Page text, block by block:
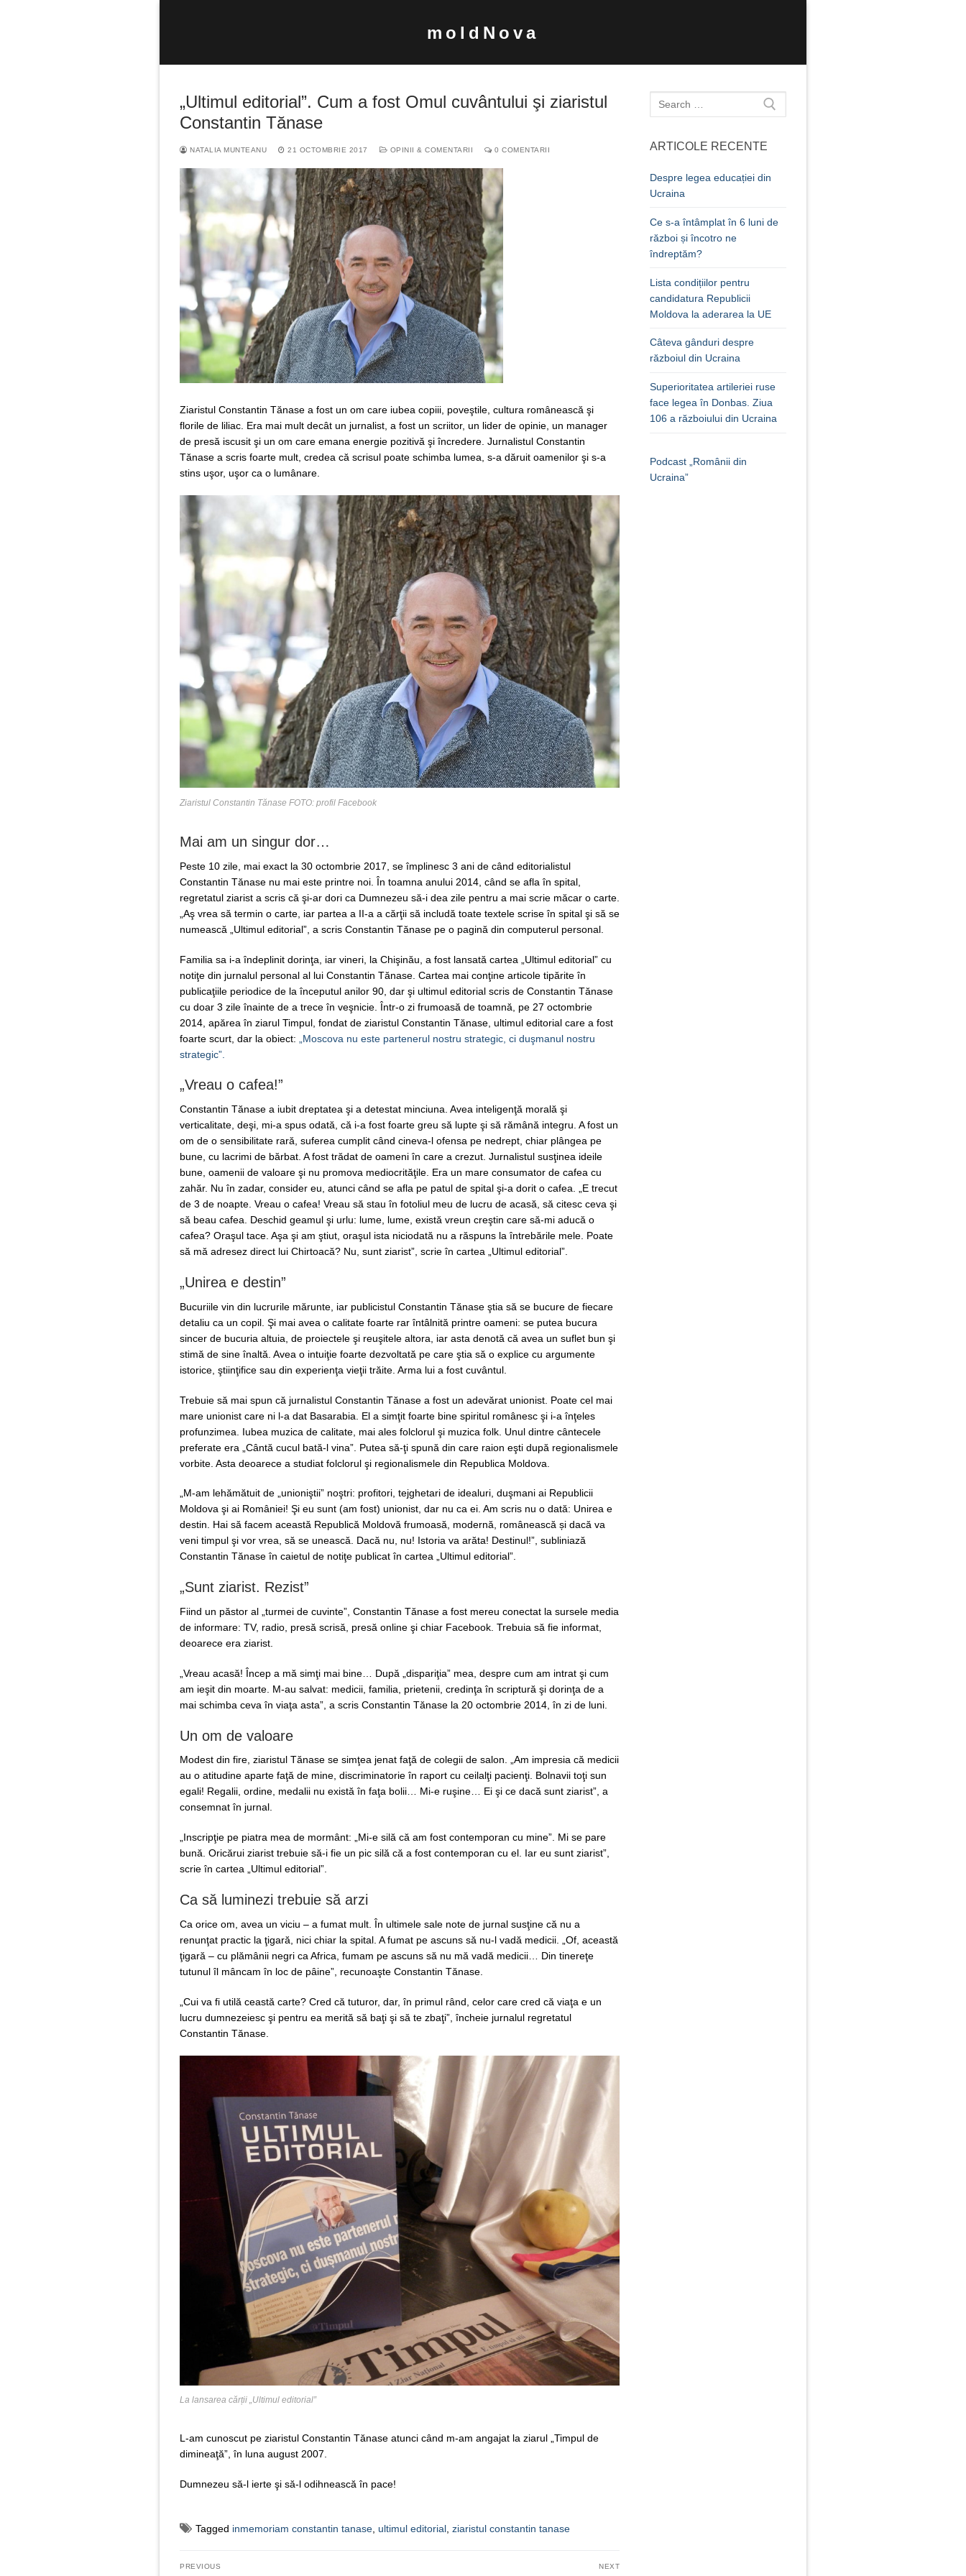
moldNova
după:
„Ultimul editorial”. Cum a fost Omul cuvântului şi ziaristul
Constantin Tănase
NATALIA MUNTEANU 21 OCTOMBRIE 2017 OPINII & COMENTARII 0 COMENTARII
Ziaristul Constantin Tănase a fost un om care iubea copiii, poveştile, cultura românească şi
florile de liliac. Era mai mult decât un jurnalist, a fost un scriitor, un lider de opinie, un manager
de presă iscusit şi un om care emana energie pozitivă şi încredere. Jurnalistul Constantin
Tănase a scris foarte mult, credea că scrisul poate schimba lumea, s-a dăruit oamenilor şi s-a
stins uşor, uşor ca o lumânare.
Ziaristul Constantin Tănase FOTO: profil Facebook
Mai am un singur dor…
Peste 10 zile, mai exact la 30 octombrie 2017, se împlinesc 3 ani de când editorialistul
Constantin Tănase nu mai este printre noi. În toamna anului 2014, când se afla în spital,
regretatul ziarist a scris că şi-ar dori ca Dumnezeu să-i dea zile pentru a mai scrie măcar o carte.
„Aş vrea să termin o carte, iar partea a II-a a cărţii să includă toate textele scrise în spital şi să se
numească „Ultimul editorial”, a scris Constantin Tănase pe o pagină din computerul personal.
Familia sa i-a îndeplinit dorinţa, iar vineri, la Chişinău, a fost lansată cartea „Ultimul editorial” cu
notiţe din jurnalul personal al lui Constantin Tănase. Cartea mai conţine articole tipărite în
publicaţiile periodice de la începutul anilor 90, dar şi ultimul editorial scris de Constantin Tănase
cu doar 3 zile înainte de a trece în veşnicie. Într-o zi frumoasă de toamnă, pe 27 octombrie
2014, apărea în ziarul Timpul, fondat de ziaristul Constantin Tănase, ultimul editorial care a fost
foarte scurt, dar la obiect:
„Moscova nu este partenerul nostru strategic, ci duşmanul nostru
strategic”.
„Vreau o cafea!”
Constantin Tănase a iubit dreptatea şi a detestat minciuna. Avea inteligenţă morală şi
verticalitate, deşi, mi-a spus odată, că i-a fost foarte greu să lupte şi să rămână integru. A fost un
om de o sensibilitate rară, suferea cumplit când cineva-l ofensa pe nedrept, chiar plângea pe
bune, cu lacrimi de bărbat. A fost trădat de oameni în care a crezut. Jurnalistul susţinea ideile
bune, oamenii de valoare şi nu promova mediocrităţile. Era un mare consumator de cafea cu
zahăr. Nu în zadar, consider eu, atunci când se afla pe patul de spital şi-a dorit o cafea. „E trecut
de 3 de noapte. Vreau o cafea! Vreau să stau în fotoliul meu de lucru de acasă, să citesc ceva şi
să beau cafea. Deschid geamul şi urlu: lume, lume, există vreun creştin care să-mi aducă o
cafea? Oraşul tace. Aşa şi am ştiut, oraşul ista niciodată nu a răspuns la întrebările mele. Poate
să mă adresez direct lui Chirtoacă? Nu, sunt ziarist”, scrie în cartea „Ultimul editorial”.
„Unirea e destin”
Bucuriile vin din lucrurile mărunte, iar publicistul Constantin Tănase ştia să se bucure de fiecare
detaliu ca un copil. Şi mai avea o calitate foarte rar întâlnită printre oameni: se putea bucura
sincer de bucuria altuia, de proiectele şi reuşitele altora, iar asta denotă că avea un suflet bun şi
stimă de sine înaltă. Avea o intuiţie foarte dezvoltată pe care ştia să o explice cu argumente
istorice, ştiinţifice sau din experienţa vieţii trăite. Arma lui a fost cuvântul.
Trebuie să mai spun că jurnalistul Constantin Tănase a fost un adevărat unionist. Poate cel mai
mare unionist care ni l-a dat Basarabia. El a simţit foarte bine spiritul românesc şi i-a înţeles
profunzimea. Iubea muzica de calitate, mai ales folclorul şi muzica folk. Unul dintre cântecele
preferate era „Cântă cucul bată-l vina”. Putea să-ţi spună din care raion eşti după regionalismele
vorbite. Asta deoarece a studiat folclorul şi regionalismele din Republica Moldova.
„M-am lehămătuit de „unioniştii” noştri: profitori, tejghetari de idealuri, duşmani ai Republicii
Moldova şi ai României! Şi eu sunt (am fost) unionist, dar nu ca ei. Am scris nu o dată: Unirea e
destin. Hai să facem această Republică Moldovă frumoasă, modernă, românească și dacă va
veni timpul şi vor vrea, să se unească. Dacă nu, nu! Istoria va arăta! Destinul!”, subliniază
Constantin Tănase în caietul de notiţe publicat în cartea „Ultimul editorial”.
„Sunt ziarist. Rezist”
Fiind un păstor al „turmei de cuvinte”, Constantin Tănase a fost mereu conectat la sursele media
de informare: TV, radio, presă scrisă, presă online şi chiar Facebook. Trebuia să fie informat,
deoarece era ziarist.
„Vreau acasă! Încep a mă simţi mai bine… După „dispariţia” mea, despre cum am intrat şi cum
am ieşit din moarte. M-au salvat: medicii, familia, prietenii, credinţa în scriptură şi dorinţa de a
mai schimba ceva în viaţa asta”, a scris Constantin Tănase la 20 octombrie 2014, în zi de luni.
Un om de valoare
Modest din fire, ziaristul Tănase se simţea jenat faţă de colegii de salon. „Am impresia că medicii
au o atitudine aparte faţă de mine, discriminatorie în raport cu ceilalţi pacienţi. Bolnavii toţi sun
egali! Regalii, ordine, medalii nu există în faţa bolii… Mi-e ruşine… Ei şi ce dacă sunt ziarist”, a
consemnat în jurnal.
„Inscripţie pe piatra mea de mormânt: „Mi-e silă că am fost contemporan cu mine”. Mi se pare
bună. Oricărui ziarist trebuie să-i fie un pic silă că a fost contemporan cu el. Iar eu sunt ziarist”,
scrie în cartea „Ultimul editorial”.
Ca să luminezi trebuie să arzi
Ca orice om, avea un viciu – a fumat mult. În ultimele sale note de jurnal susţine că nu a
renunţat practic la ţigară, nici chiar la spital. A fumat pe ascuns să nu-l vadă medicii. „Of, această
ţigară – cu plămânii negri ca Africa, fumam pe ascuns să nu mă vadă medicii… Din tinereţe
tutunul îl mâncam în loc de pâine”, recunoaşte Constantin Tănase.
„Cui va fi utilă ceastă carte? Cred că tuturor, dar, în primul rând, celor care cred că viaţa e un
lucru dumnezeiesc şi pentru ea merită să baţi şi să te zbaţi”, încheie jurnalul regretatul
Constantin Tănase.
La lansarea cărții „Ultimul editorial”
L-am cunoscut pe ziaristul Constantin Tănase atunci când m-am angajat la ziarul „Timpul de
dimineaţă”, în luna august 2007.
Dumnezeu să-l ierte şi să-l odihnească în pace!
Tagged inmemoriam constantin tanase ultimul editorial ziaristul constantin tanase
Navigare
PREVIOUS NEXT
Caută
după:
ARTICOLE RECENTE
Despre legea educației din
Ucraina
Ce s-a întâmplat în 6 luni de
război și încotro ne
îndreptăm?
Lista condițiilor pentru
candidatura Republicii
Moldova la aderarea la UE
Câteva gânduri despre
războiul din Ucraina
Superioritatea artileriei ruse
face legea în Donbas. Ziua
106 a războiului din Ucraina
Podcast „Românii din
Ucraina”